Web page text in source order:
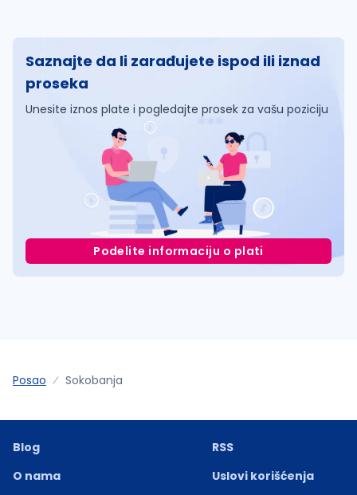
Saznajte da li zarađujete ispod ili iznad
proseka
Unesite iznos plate i pogledajte prosek za vašu poziciju
Podelite informaciju o plati
Posao Sokobanja
Blog
O nama
RSS
Uslovi korišćenja